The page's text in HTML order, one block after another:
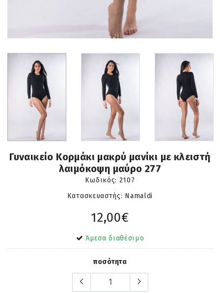
Γυναικείο Κορμάκι μακρύ μανίκι με κλειστή
λαιμόκοψη μαύρο 277
Κωδικός: 2107
Κατασκευαστής: Namaldi
12,00€
Άμεσα διαθέσιμο
ποσότητα